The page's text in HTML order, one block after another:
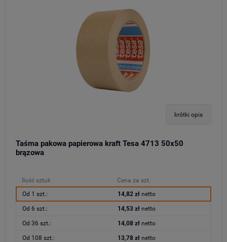
krótki opis
Taśma pakowa papierowa kraft Tesa 4713 50x50
brązowa
Ilość sztuk
Cena za szt.
Od 1 szt.:
14,82 złnetto
Od 6 szt.: 14,53 złnetto
Od 36 szt.: 14,08 złnetto
Od 108 szt.: 13,78 złnetto